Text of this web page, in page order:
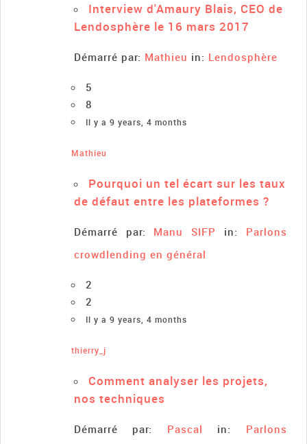
Interview d'Amaury Blais, CEO de
Lendosphère le 16 mars 2017
Démarré par: Mathieu in: Lendosphère
5
8
Il y a 9 years, 4 months
Mathieu
Pourquoi un tel écart sur les taux
de défaut entre les plateformes ?
Démarré par: Manu SIFP in: Parlons
crowdlending en général
2
2
Il y a 9 years, 4 months
thierry_j
Comment analyser les projets,
nos techniques
Démarré par: Pascal in: Parlons